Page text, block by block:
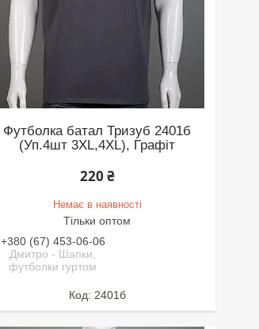
Футболка батал Тризуб 2401б
(Уп.4шт 3XL,4XL), Графіт
220 ₴
Немає в наявності
Тільки оптом
+380 (67) 453-06-06
Дмитро - Шапки,
футболки гуртом
2401б